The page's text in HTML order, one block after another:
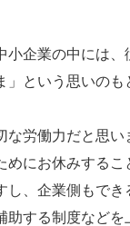
小企業の中には
」という思いの
労働力だと思
めにお休みする
し、企業側もで
助する制度など